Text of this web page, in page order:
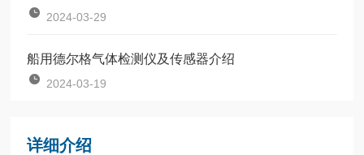
2024-03-29
船用德尔格气体检测仪及传感器介绍
2024-03-19
详细介绍